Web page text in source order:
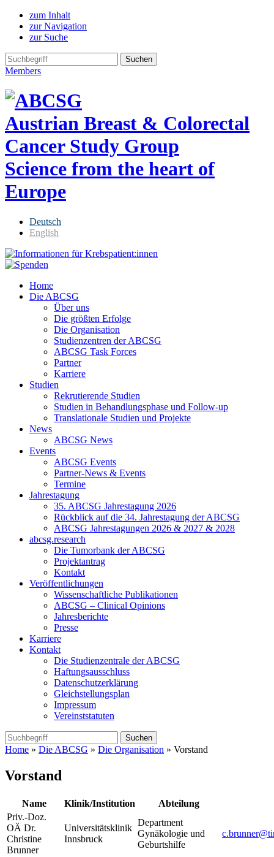
zum Inhalt
zur Navigation
zur Suche
Members
Austrian Breast & Colorectal
Cancer Study Group
Science from the heart of
Europe
Deutsch
English
Home
Die ABCSG
Über uns
Die größten Erfolge
Die Organisation
Studienzentren der ABCSG
ABCSG Task Forces
Partner
Karriere
Studien
Rekrutierende Studien
Studien in Behandlungsphase und Follow-up
Translationale Studien und Projekte
News
ABCSG News
Events
ABCSG Events
Partner-News & Events
Termine
Jahrestagung
35. ABCSG Jahrestagung 2026
Rückblick auf die 34. Jahrestagung der ABCSG
ABCSG Jahrestagungen 2026 & 2027 & 2028
abcsg.research
Die Tumorbank der ABCSG
Projektantrag
Kontakt
Veröffentlichungen
Wissenschaftliche Publikationen
ABCSG – Clinical Opinions
Jahresberichte
Presse
Karriere
Kontakt
Die Studienzentrale der ABCSG
Haftungsausschluss
Datenschutzerklärung
Gleichstellungsplan
Impressum
Vereinststatuten
Home » Die ABCSG » Die Organisation » Vorstand
Vorstand
Name Klinik/Institution
Abteilung
Priv.-Doz.
OÄ Dr.
Christine
Brunner
Universitätsklinik
Innsbruck
Department
Gynäkologie und
Geburtshilfe